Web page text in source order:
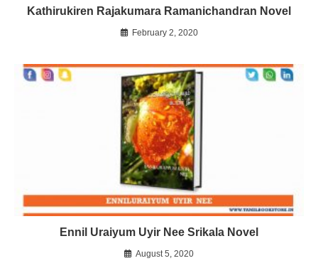
Kathirukiren Rajakumara Ramanichandran Novel
February 2, 2020
Ennil Uraiyum Uyir Nee Srikala Novel
August 5, 2020